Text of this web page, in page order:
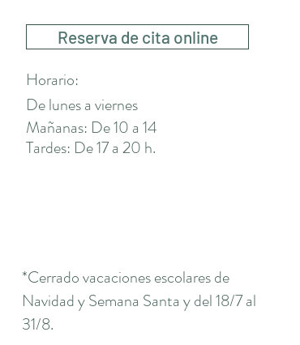
Reserva de cita online
Horario:
De lunes a viernes
Mañanas: De 10 a 14
Tardes: De 17 a 20 h.
*Cerrado vacaciones escolares de
Navidad y Semana Santa y del 18/7 al
31/8.